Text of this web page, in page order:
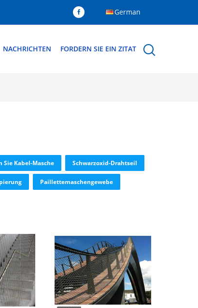
German
NACHRICHTEN FORDERN SIE EIN ZITAT
Sie Kabel-Masche Schwarzoxid-Drahtseil
Paillettemaschengewebe